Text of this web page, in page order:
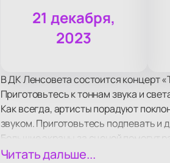
21 декабря,
2023
В ДК Ленсовета состоится концерт
Приготовьтесь к тоннам звука и
Как всегда, артисты порадуют
звуком. Приготовьтесь подпевать и
Большие экраны за сценой помогут
Читать дальше...